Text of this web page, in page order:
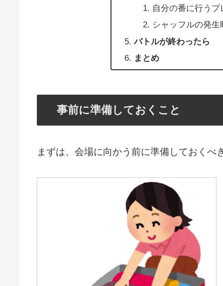
自分の番に行う
シャッフルの発生
バトルが終わったら
まとめ
事前に準備しておくこと
まずは、会場に向かう前に準備しておくべ